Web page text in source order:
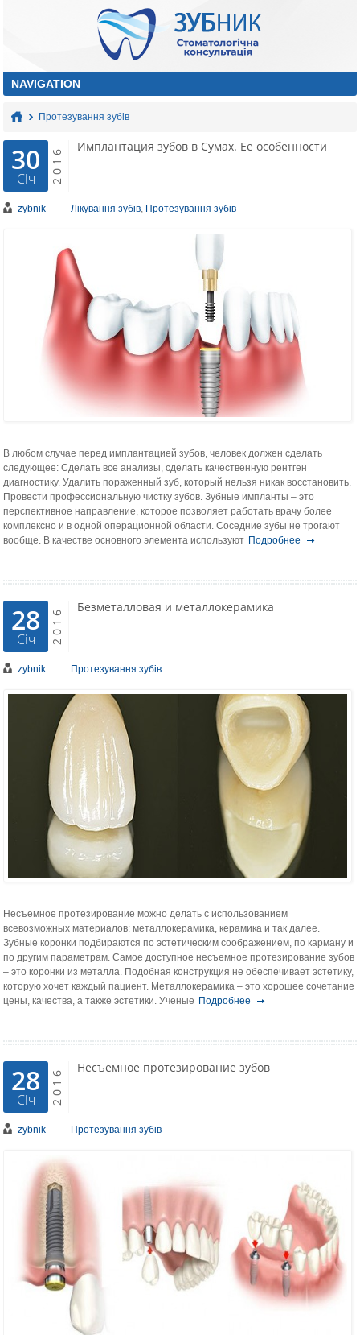
Протезування зубів
30
Січ 2016 Имплантация зубов в Сумах. Ее особенности
zybnik Лікування зубів, Протезування зубів
В любом случае перед имплантацией зубов, человек должен сделать
следующее: Сделать все анализы, сделать качественную рентген
диагностику. Удалить пораженный зуб, который нельзя никак восстановить.
Провести профессиональную чистку зубов. Зубные импланты – это
перспективное направление, которое позволяет работать врачу более
комплексно и в одной операционной области. Соседние зубы не трогают
вообще. В качестве основного элемента используют Подробнее
28
Січ 2016 Безметалловая и металлокерамика
zybnik Протезування зубів
Несъемное протезирование можно делать с использованием
всевозможных материалов: металлокерамика, керамика и так далее.
Зубные коронки подбираются по эстетическим соображением, по карману и
по другим параметрам. Самое доступное несъемное протезирование зубов
– это коронки из металла. Подобная конструкция не обеспечивает эстетику,
которую хочет каждый пациент. Металлокерамика – это хорошее сочетание
цены, качества, а также эстетики. Ученые Подробнее
28
Січ 2016 Несъемное протезирование зубов
zybnik Протезування зубів